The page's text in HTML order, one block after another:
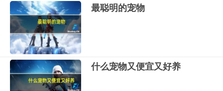
最聪明的宠物
什么宠物又便宜又好养